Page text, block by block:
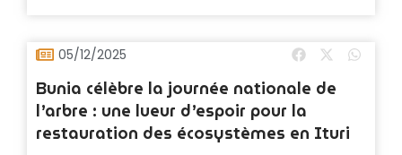
05/12/2025
Bunia célèbre la journée nationale de
l’arbre : une lueur d’espoir pour la
restauration des écosystèmes en Ituri